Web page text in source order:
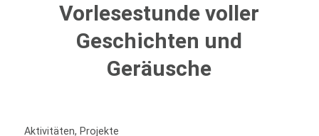
Vorlesestunde voller
Geschichten und
Geräusche
Aktivitäten, Projekte